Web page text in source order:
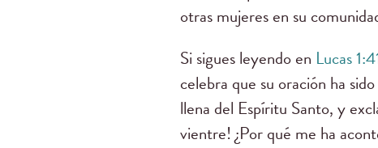
otras mujeres en su
Si sigues leyendo en Lucas
celebra que su oración ha
llena del Espíritu Santo, y
vientre! ¿Por qué me ha